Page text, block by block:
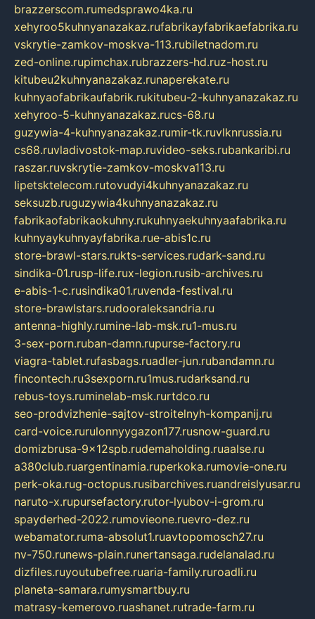
brazzerscom.rumedsprawo4ka.ru
xehyroo5kuhnyanazakaz.rufabrikayfabrikaefabrika.ru
vskrytie-zamkov-moskva-113.rubiletnadom.ru
zed-online.rupimchax.rubrazzers-hd.ruz-host.ru
kitubeu2kuhnyanazakaz.runaperekate.ru
kuhnyaofabrikaufabrik.rukitubeu-2-kuhnyanazakaz.ru
xehyroo-5-kuhnyanazakaz.rucs-68.ru
guzywia-4-kuhnyanazakaz.rumir-tk.ruvlknrussia.ru
cs68.ruvladivostok-map.ruvideo-seks.rubankaribi.ru
raszar.ruvskrytie-zamkov-moskva113.ru
lipetsktelecom.rutovudyi4kuhnyanazakaz.ru
seksuzb.ruguzywia4kuhnyanazakaz.ru
fabrikaofabrikaokuhny.rukuhnyaekuhnyaafabrika.ru
kuhnyaykuhnyayfabrika.rue-abis1c.ru
store-brawl-stars.rukts-services.rudark-sand.ru
sindika-01.rusp-life.rux-legion.rusib-archives.ru
e-abis-1-c.rusindika01.ruvenda-festival.ru
store-brawlstars.rudooraleksandria.ru
antenna-highly.rumine-lab-msk.ru1-mus.ru
3-sex-porn.ruban-damn.rupurse-factory.ru
viagra-tablet.rufasbags.ruadler-jun.rubandamn.ru
fincontech.ru3sexporn.ru1mus.rudarksand.ru
rebus-toys.ruminelab-msk.rurtdco.ru
seo-prodvizhenie-sajtov-stroitelnyh-kompanij.ru
card-voice.rurulonnyygazon177.rusnow-guard.ru
domizbrusa-9x12spb.rudemaholding.ruaalse.ru
a380club.ruargentinamia.ruperkoka.rumovie-one.ru
perk-oka.rug-octopus.rusibarchives.ruandreislyusar.ru
naruto-x.rupursefactory.rutor-lyubov-i-grom.ru
spayderhed-2022.rumovieone.ruevro-dez.ru
webamator.ruma-absolut1.ruavtopomosch27.ru
nv-750.runews-plain.runertansaga.rudelanalad.ru
dizfiles.ruyoutubefree.ruaria-family.ruroadli.ru
planeta-samara.rumysmartbuy.ru
matrasy-kemerovo.ruashanet.rutrade-farm.ru